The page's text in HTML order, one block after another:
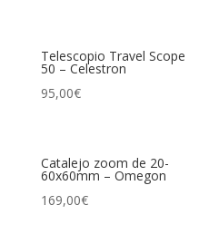
Telescopio Travel Scope
50 – Celestron
95,00€
Catalejo zoom de 20-
60x60mm – Omegon
169,00€